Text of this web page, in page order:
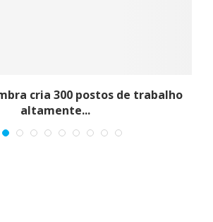
cria 300 postos de trabalho
altamente...